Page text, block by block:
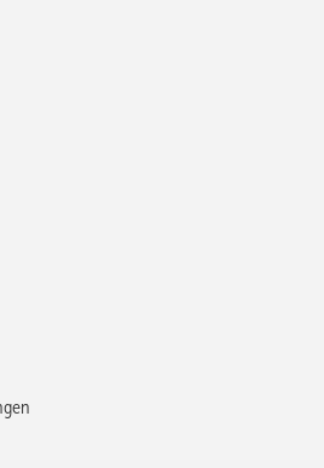
und Dachabdichter gingen weit über